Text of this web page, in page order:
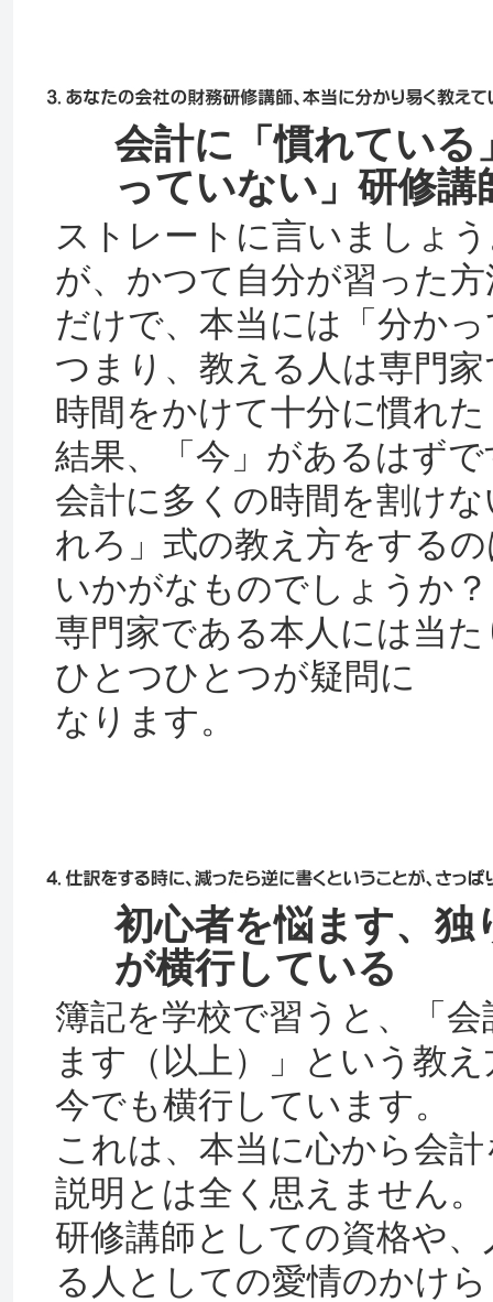
会計に「慣れている
っていない」研修講
ストレートに言いましょ
が、かつて自分が習った
だけで、本当には「分か
つまり、教える人は専門
時間をかけて十分に慣れた
結果、「今」があるはずで
会計に多くの時間を割け
れろ」式の教え方をする
いかがなものでしょうか？
専門家である本人には当
ひとつひとつが疑問に
なります。
初心者を悩ます、独
が横行している
簿記を学校で習うと、「
ます（以上）」という教
今でも横行しています。
これは、本当に心から会
説明とは全く思えません。
研修講師としての資格や
る人としての愛情のかけ